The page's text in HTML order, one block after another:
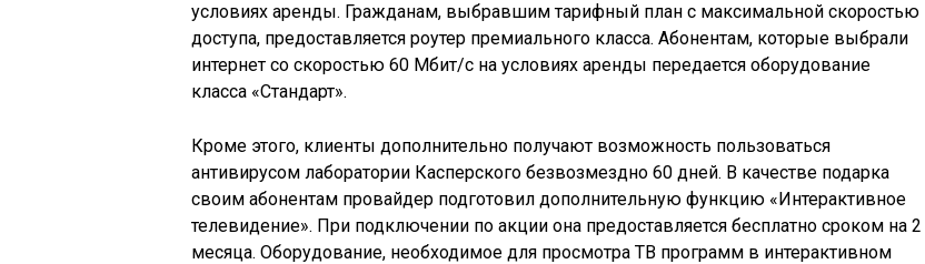
условиях аренды. Гражданам, выбравшим тарифный план с максимальной скоростью
доступа, предоставляется роутер премиального класса. Абонентам, которые выбрали
интернет со скоростью 60 Мбит/с на условиях аренды передается оборудование
класса «Стандарт».
Кроме этого, клиенты дополнительно получают возможность пользоваться
антивирусом лаборатории Касперского безвозмездно 60 дней. В качестве подарка
своим абонентам провайдер подготовил дополнительную функцию «Интерактивное
телевидение». При подключении по акции она предоставляется бесплатно сроком на 2
месяца. Оборудование, необходимое для просмотра ТВ программ в интерактивном